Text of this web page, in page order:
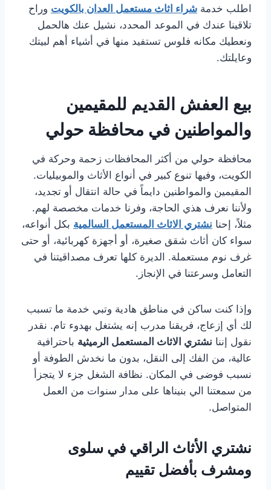
اطلب خدمة شراء اثاث مستعمل العدان بالكويت وراح
تلاقينا عندك في الموعد المحدد، نشيل عنك هالحمل
ونعطيك مكانه فلوس تستفيد منها في أشياء أهم لبيتك
وعايلتك.
بيع العفش القديم للمقيمين
والمواطنين في محافظة حولي
محافظة حولي من أكثر المحافظات زحمة وحركة في
الكويت، وفيها تنوع كبير في أنواع الأثاث والموبيليات.
المقيمين والمواطنين دايماً في حالة انتقال أو تجديد،
ولأننا نعرف هذي الحاجة، وفرنا خدمات مخصصة لهم.
مثلاً، إحنا نشتري الاثاث المستعمل السالمية بكل أنواعه،
سواء كان أثاث شقق صغيرة، أو أجهزة كهربائية، أو حتى
غرف نوم مستعملة. الديرة كلها تعرف مصداقيتنا في
التعامل وسرعتنا في الإنجاز.
وإذا كنت ساكن في مناطق هادية وتبي خدمة ما تسبب
لك أي إزعاج، فريقنا مدرب إنه يشتغل بهدوء تام. نقدر
نقول إننا نشتري الاثاث المستعمل الرميثية باحترافية
عالية، من الفك إلى النقل، بدون ما نخدش الطوفة أو
نسبب فوضى في المكان. نظافة الشغل جزء لا يتجزأ
من سمعتنا الي بنيناها على مدار سنوات من العمل
المتواصل.
نشتري الأثاث الراقي في سلوى
ومشرف بأفضل تقييم